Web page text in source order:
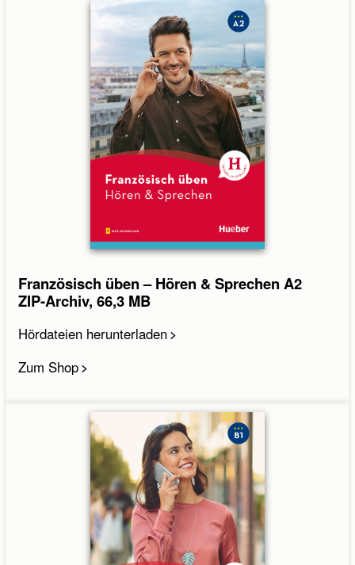
Französisch üben – Hören & Sprechen A2
ZIP-Archiv, 66,3 MB
Hördateien herunterladen
Zum Shop